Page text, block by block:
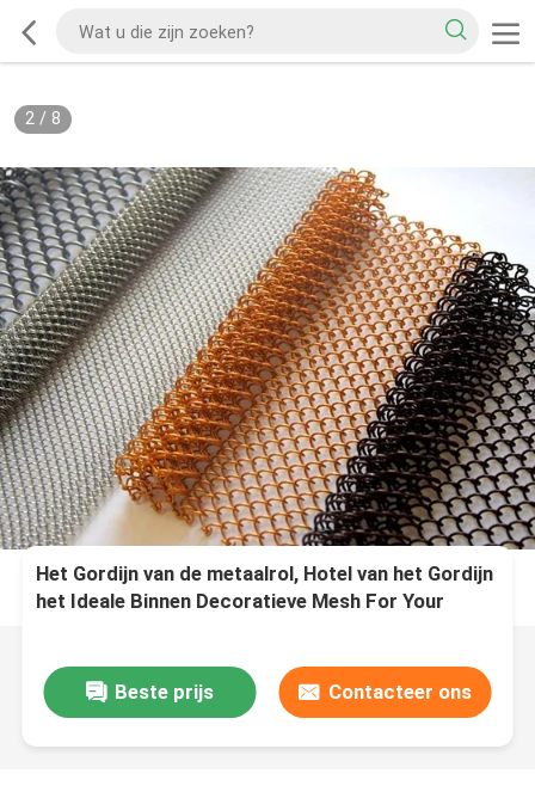
2/ 8
Het Gordijn van de metaalrol, Hotel van het Gordijn
het Ideale Binnen Decoratieve Mesh For Your
Beste prijs Contacteer ons